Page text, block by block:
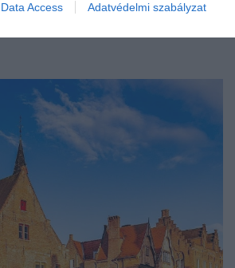
Data Access Adatvédelmi szabályzat